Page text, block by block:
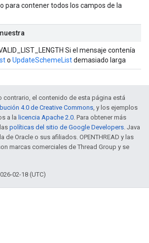
para contener todos los campos de la
Si el mensaje contenía
o UpdateSchemeListdemasiado larga
contrario, el contenido de esta página está
4.0 de Creative Commons, y los ejemplos
a la licencia Apache 2.0. Para obtener más
políticas del sitio de Google Developers. Java
de Oracle o sus afiliados. OPENTHREAD y las
marcas comerciales de Thread Group y se
02-18 (UTC)